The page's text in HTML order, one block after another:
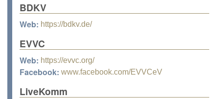
BDKV
Web: https://bdkv.de/
EVVC
Web: https://evvc.org/
Facebook: www.facebook.com/EVVCeV
LiveKomm